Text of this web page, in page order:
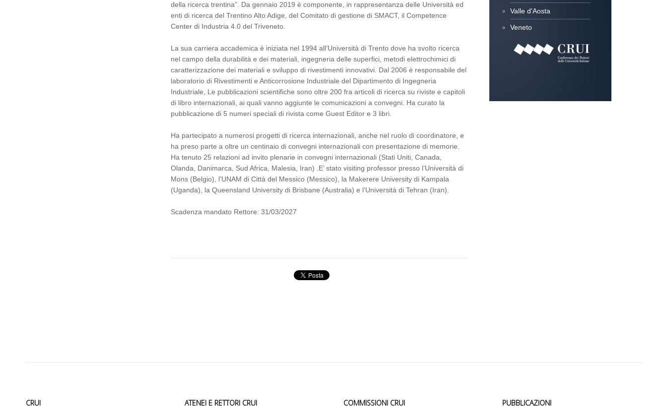
della ricerca trentina”. Da gennaio 2019 è componente, in rappresentanza delle Università ed
enti di ricerca del Trentino Alto Adige, del Comitato di gestione di SMACT, il Competence
Center di Industria 4.0 del Triveneto.
La sua carriera accademica è iniziata nel 1994 all’Università di Trento dove ha svolto ricerca
nel campo della durabilità e dei materiali, ingegneria delle superfici, metodi elettrochimici di
caratterizzazione dei materiali e sviluppo di rivestimenti innovativi. Dal 2006 è responsabile del
laboratorio di Rivestimenti e Anticorrosione Industriale del Dipartimento di Ingegneria
Industriale, Le pubblicazioni scientifiche sono oltre 200 fra articoli di ricerca su riviste e capitoli
di libro internazionali, ai quali vanno aggiunte le comunicazioni a convegni. Ha curato la
pubblicazione di 5 numeri speciali di rivista come Guest Editor e 3 libri.
Ha partecipato a numerosi progetti di ricerca internazionali, anche nel ruolo di coordinatore, e
ha preso parte a oltre un centinaio di convegni internazionali con presentazione di memorie.
Ha tenuto 25 relazioni ad invito plenarie in convegni internazionali (Stati Uniti, Canada,
Olanda, Danimarca, Sud Africa, Malesia, Iran) .E’ stato visiting professor presso l’Università di
Mons (Belgio), l’UNAM di Città del Messico (Messico), la Makerere University di Kampala
(Uganda), la Queensland University di Brisbane (Australia) e l’Università di Tehran (Iran).
Scadenza mandato Rettore: 31/03/2027
Valle d'Aosta
Veneto
CRUI ATENEI E RETTORI CRUI COMMISSIONI CRUI PUBBLICAZIONI